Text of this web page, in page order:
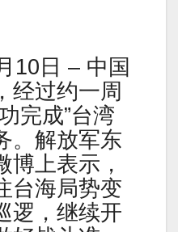
10日 – 中国
经过约一周
完成”台湾
。解放军东
博上表示，
台海局势变
逻，继续开